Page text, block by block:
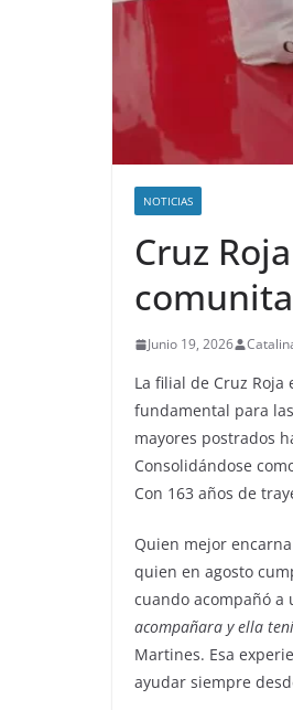
NOTICIAS
Cruz
Junio 19, 2026
La filial de Cruz
fundamental para
mayores postrados
Consolidándose
Con 163 años de
Quien mejor
quien en agosto
cuando acompañó a
acompañara y ella
Martines. Esa
ayudar siempre